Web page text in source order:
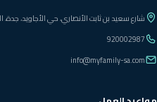
شارع سعيد بن ثابت الأنصاري، حي الأجاويد،
920002987
info@myfamily-sa.com